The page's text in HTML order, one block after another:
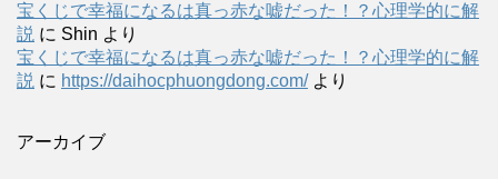
宝くじで幸福になるは真っ赤な嘘だった！？心理学的に解
説 に Shin より
宝くじで幸福になるは真っ赤な嘘だった！？心理学的に解
説 に https://daihocphuongdong.com/ より
アーカイブ